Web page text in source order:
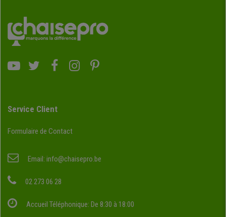
Service Client
Formulaire de Contact
Email: info@chaisepro.be
02 273 06 28
Accueil Téléphonique: De 8:30 à 18:00